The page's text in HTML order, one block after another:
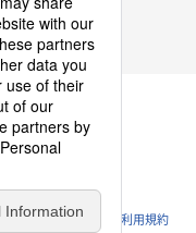
キーポリシー
のご利用条件 利用規約